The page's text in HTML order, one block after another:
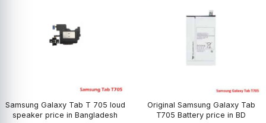
Samsung Galaxy Tab T 705 loud
speaker price in Bangladesh
Original Samsung Galaxy Tab
T705 Battery price in BD